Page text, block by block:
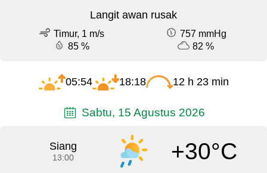
Langit awan rusak
Timur, 1 m/s
757 mmHg
85 %
82 %
05:54 18:18 12 h 23 min
Sabtu, 15 Agustus 2026
Siang
13:00 +30°C